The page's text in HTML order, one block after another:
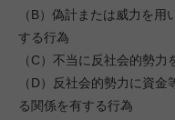
（B）偽計または威力を
する行為
（C）不当に反社会的勢
（D）反社会的勢力に資
る関係を有する行為